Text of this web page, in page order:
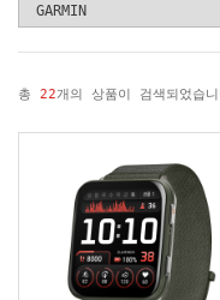
총 22개의 상품이 검색되었습